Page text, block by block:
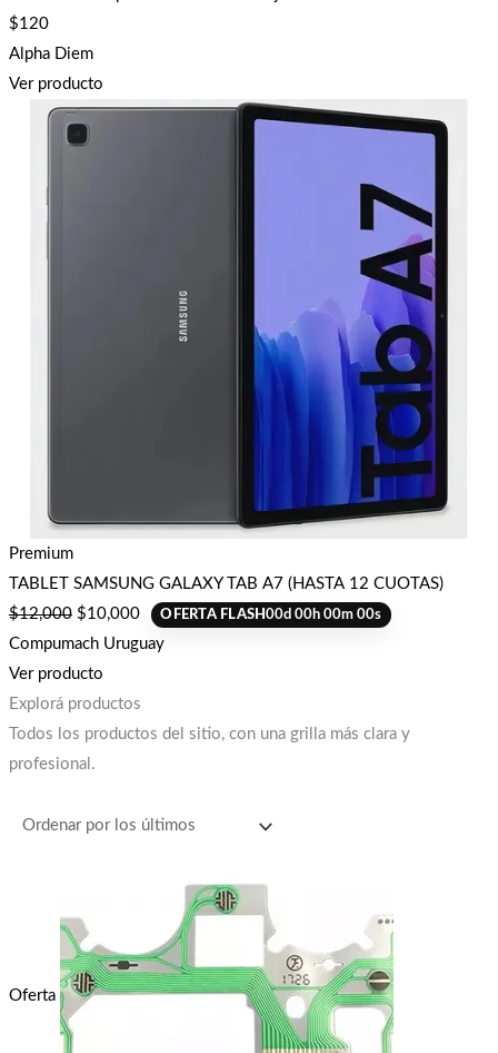
$120
Alpha Diem
Ver producto
Premium
TABLET SAMSUNG GALAXY TAB A7 (HASTA 12 CUOTAS)
$12,000 $10,000 OFERTA FLASH00d00h00m00s
Compumach Uruguay
Ver producto
Explorá productos
Todos los productos del sitio, con una grilla más clara y
profesional.
Oferta